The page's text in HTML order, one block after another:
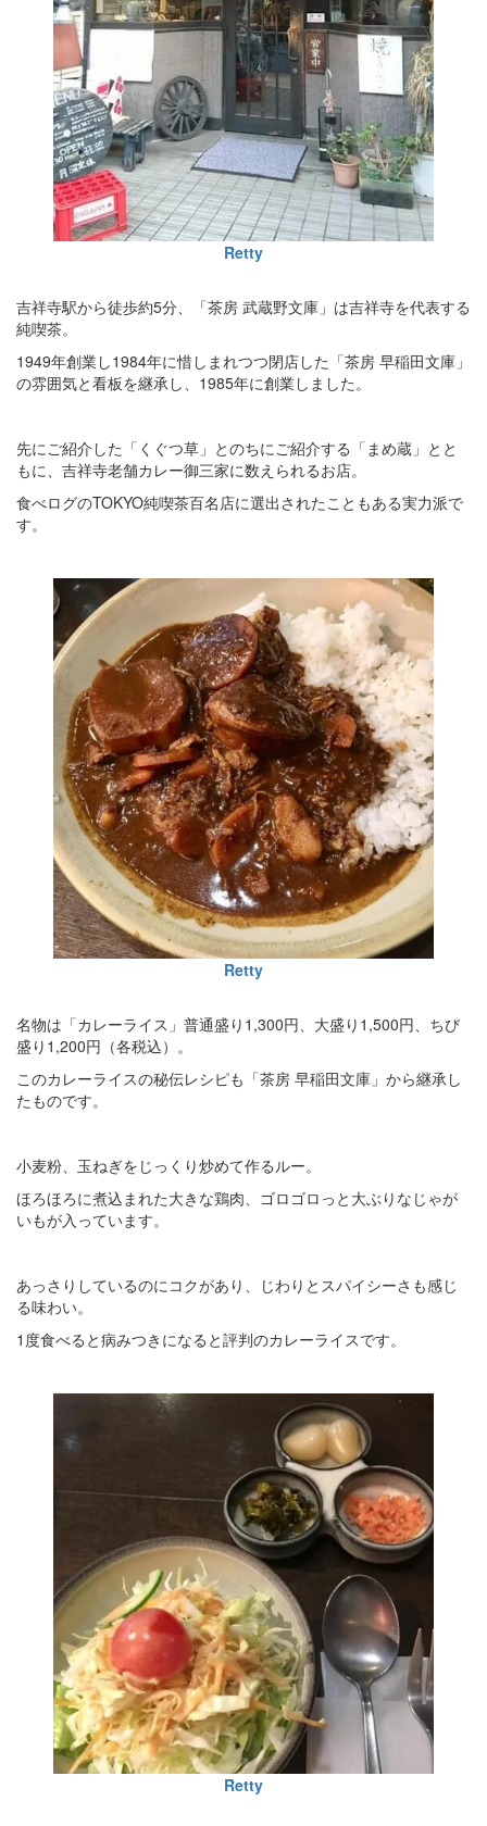
Retty
吉祥寺駅から徒歩約5分、「茶房 武蔵野文庫」は吉祥寺を代表する
純喫茶。
1949年創業し1984年に惜しまれつつ閉店した「茶房 早稲田文庫」
の雰囲気と看板を継承し、1985年に創業しました。
先にご紹介した「くぐつ草」とのちにご紹介する「まめ蔵」とと
もに、吉祥寺老舗カレー御三家に数えられるお店。
食べログのTOKYO純喫茶百名店に選出されたこともある実力派で
す。
Retty
名物は「カレーライス」普通盛り1,300円、大盛り1,500円、ちび
盛り1,200円（各税込）。
このカレーライスの秘伝レシピも「茶房 早稲田文庫」から継承し
たものです。
小麦粉、玉ねぎをじっくり炒めて作るルー。
ほろほろに煮込まれた大きな鶏肉、ゴロゴロっと大ぶりなじゃが
いもが入っています。
あっさりしているのにコクがあり、じわりとスパイシーさも感じ
る味わい。
1度食べると病みつきになると評判のカレーライスです。
Retty